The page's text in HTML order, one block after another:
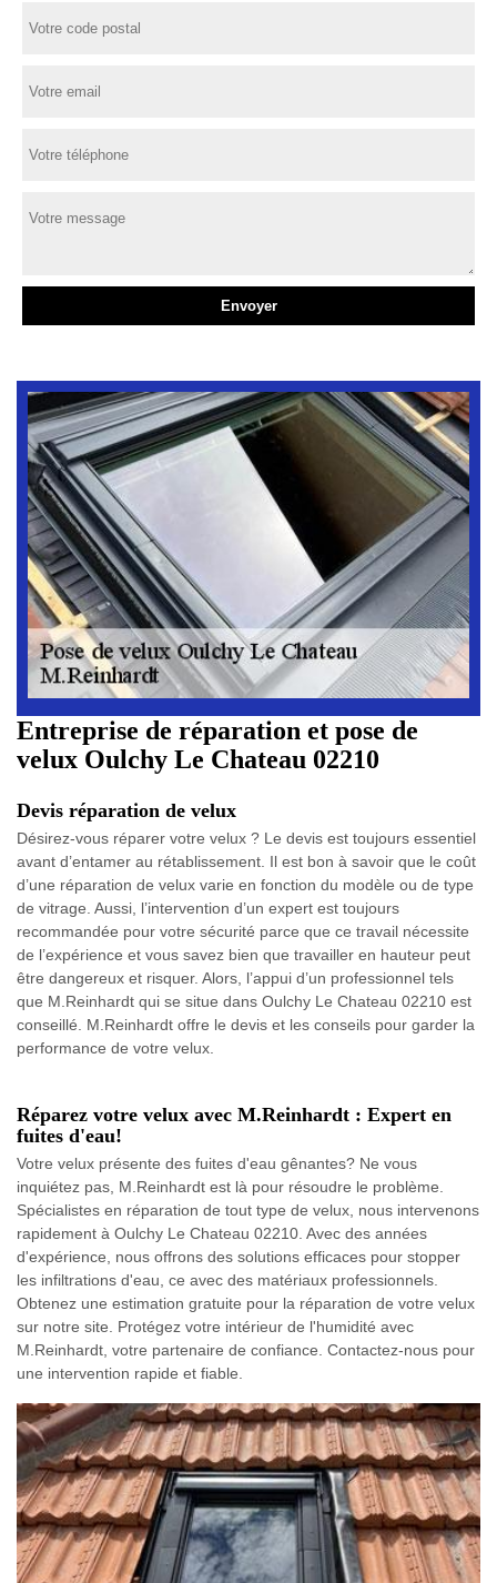
Entreprise de réparation et pose de
velux Oulchy Le Chateau 02210
Devis réparation de velux
Désirez-vous réparer votre velux ? Le devis est toujours essentiel
avant d’entamer au rétablissement. Il est bon à savoir que le coût
d’une réparation de velux varie en fonction du modèle ou de type
de vitrage. Aussi, l’intervention d’un expert est toujours
recommandée pour votre sécurité parce que ce travail nécessite
de l’expérience et vous savez bien que travailler en hauteur peut
être dangereux et risquer. Alors, l’appui d’un professionnel tels
que M.Reinhardt qui se situe dans Oulchy Le Chateau 02210 est
conseillé. M.Reinhardt offre le devis et les conseils pour garder la
performance de votre velux.
Réparez votre velux avec M.Reinhardt : Expert en
fuites d'eau!
Votre velux présente des fuites d'eau gênantes? Ne vous
inquiétez pas, M.Reinhardt est là pour résoudre le problème.
Spécialistes en réparation de tout type de velux, nous intervenons
rapidement à Oulchy Le Chateau 02210. Avec des années
d'expérience, nous offrons des solutions efficaces pour stopper
les infiltrations d'eau, ce avec des matériaux professionnels.
Obtenez une estimation gratuite pour la réparation de votre velux
sur notre site. Protégez votre intérieur de l'humidité avec
M.Reinhardt, votre partenaire de confiance. Contactez-nous pour
une intervention rapide et fiable.